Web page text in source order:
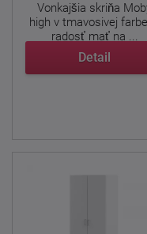
Vonkajšia skriňa
high v tmavosivej
radosť mať na ...
Detail